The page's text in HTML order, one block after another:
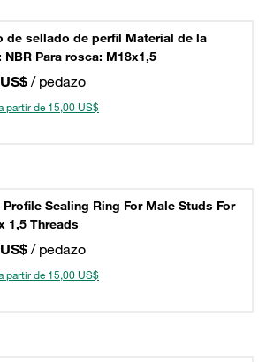
de sellado de perfil Material de la
NBR Para rosca: M18x1,5
/ pedazo
partir de 15,00 US$
Sealing Ring For Male Studs For
1,5 Threads
/ pedazo
partir de 15,00 US$